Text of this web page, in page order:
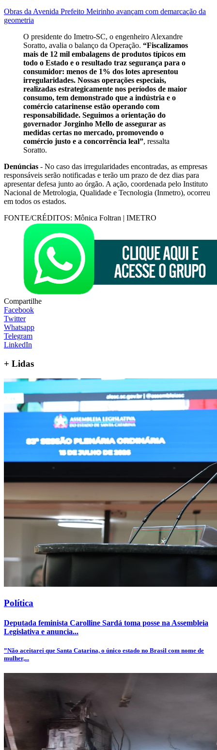
Obras da Avenida Prefeito Meirinho avançam com demarcação da
geometria
O presidente do Imetro-SC, o engenheiro Alexandre
Soratto, avalia o balanço da Operação. “Fiscalizamos
mais de 12 mil embalagens de produtos típicos em
todo o Estado e o resultado traz segurança para o
consumidor: menos de 1% dos lotes apresentou
irregularidades. Nossas operações especiais,
realizadas estrategicamente nos períodos de maior
consumo, tem demonstrado que a indústria e o
comércio catarinense estão operando com
responsabilidade. Seguimos a orientação do
governador Jorginho Mello de assegurar as
medidas certas no mercado, promovendo o
comércio justo e a concorrência leal”, ressalta
Soratto.
Denúncias - No caso das irregularidades encontradas, as empresas
responsáveis serão notificadas e terão um prazo de dez dias para
apresentar defesa junto ao órgão. A ação, coordenada pelo Instituto
Nacional de Metrologia, Qualidade e Tecnologia (Inmetro), ocorreu
em todos os estados.
FONTE/CRÉDITOS: Mônica Foltran | IMETRO
Compartilhe
Facebook
Twitter
Whatsapp
Telegram
LinkedIn
+ Lidas
Política
Deputada feminista Carolline Sardá toma posse na Assembleia
Legislativa e anuncia...
”Não aceitarei que Santa Catarina, o único estado no Brasil com nome de
mulher,...